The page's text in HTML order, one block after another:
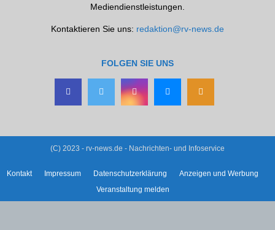
Mediendienstleistungen.
Kontaktieren Sie uns: redaktion@rv-news.de
FOLGEN SIE UNS
(C) 2023 - rv-news.de - Nachrichten- und Infoservice
Kontakt Impressum Datenschutzerklärung
Anzeigen und Werbung
Veranstaltung melden